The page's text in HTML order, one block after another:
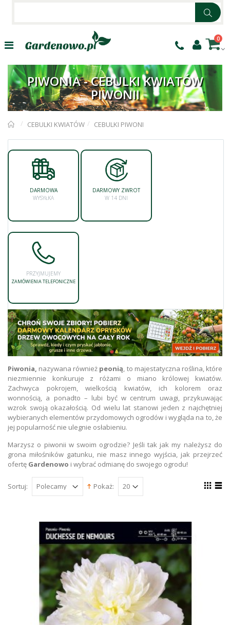
0
PIWONIA - CEBULKI KWIATÓW
PIWONII
CEBULKI KWIATÓW CEBULKI PIWONI
DARMOWA
WYSYŁKA
DARMOWY ZWROT
W 14 DNI
PRZYJMUJEMY
ZAMÓWIENIA TELEFONICZNE
Piwonia, nazywana również peonią, to majestatyczna roślina, które
niezmiennie konkuruje z różami o miano królowej kwiatów.
Zachwyca pokrojem, wielkością kwiatów, ich kolorem oraz
wonnością, a ponadto – lubi być w centrum uwagi, przykuwając
wzrok swoją okazałością. Od wielu lat stanowi jeden z najchętniej
wybieranych elementów przydomowych ogrodów i wygląda na to, że
jej popularność nie ulegnie osłabieniu.
Marzysz o piwonii w swoim ogrodzie? Jeśli tak jak my należysz do
grona miłośników gatunku, nie masz innego wyjścia, jak przejrzeć
ofertę Gardenowo i wybrać odmianę do swojego ogrodu!
Sortuj: Pokaż: